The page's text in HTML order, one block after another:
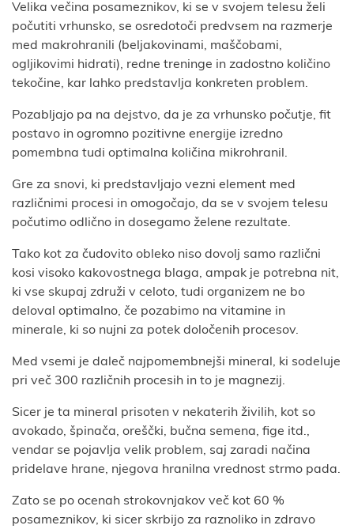
Velika večina posameznikov, ki se v svojem telesu želi
počutiti vrhunsko, se osredotoči predvsem na razmerje
med makrohranili (beljakovinami, maščobami,
ogljikovimi hidrati), redne treninge in zadostno količino
tekočine, kar lahko predstavlja konkreten problem.
Pozabljajo pa na dejstvo, da je za vrhunsko počutje, fit
postavo in ogromno pozitivne energije izredno
pomembna tudi optimalna količina mikrohranil.
Gre za snovi, ki predstavljajo vezni element med
različnimi procesi in omogočajo, da se v svojem telesu
počutimo odlično in dosegamo želene rezultate.
Tako kot za čudovito obleko niso dovolj samo različni
kosi visoko kakovostnega blaga, ampak je potrebna nit,
ki vse skupaj združi v celoto, tudi organizem ne bo
deloval optimalno, če pozabimo na vitamine in
minerale, ki so nujni za potek določenih procesov.
Med vsemi je daleč najpomembnejši mineral, ki sodeluje
pri več 300 različnih procesih in to je magnezij.
Sicer je ta mineral prisoten v nekaterih živilih, kot so
avokado, špinača, oreščki, bučna semena, fige itd.,
vendar se pojavlja velik problem, saj zaradi načina
pridelave hrane, njegova hranilna vrednost strmo pada.
Zato se po ocenah strokovnjakov več kot 60 %
posameznikov, ki sicer skrbijo za raznoliko in zdravo